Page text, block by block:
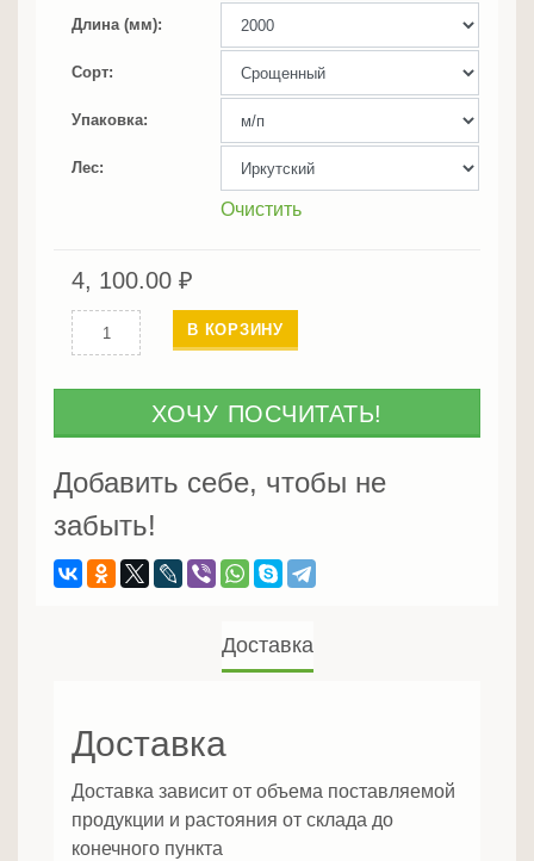
Длина (мм)
Сорт
Упаковка
Лес
Очистить
4, 100.00 ₽
Количество
Тетива
лиственницы
60
мм
В КОРЗИНУ
ХОЧУ ПОСЧИТАТЬ!
Добавить себе, чтобы не
забыть!
Доставка
Доставка
Доставка зависит от объема поставляемой
продукции и растояния от склада до
конечного пункта